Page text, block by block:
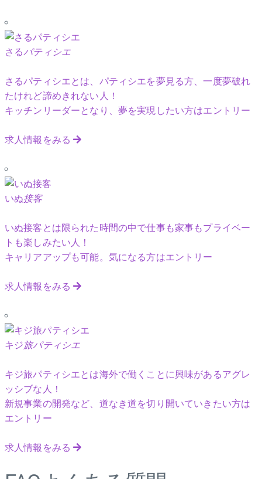
さるパティシエ
さるパティシエとは、パティシエを夢見る方、一度夢破れ
たけれど諦めきれない人！
キッチンリーダーとなり、夢を実現したい方はエントリー
求人情報をみる
いぬ接客
いぬ接客とは限られた時間の中で仕事も家事もプライベー
トも楽しみたい人！
キャリアアップも可能。気になる方はエントリー
求人情報をみる
キジ旅パティシエ
キジ旅パティシエとは海外で働くことに興味があるアグレ
ッシブな人！
新規事業の開発など、道なき道を切り開いていきたい方は
エントリー
求人情報をみる